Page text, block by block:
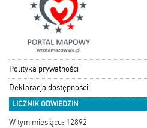
Polityka prywatności
Deklaracja dostępności
LICZNIK ODWIEDZIN
W tym miesiącu: 12892